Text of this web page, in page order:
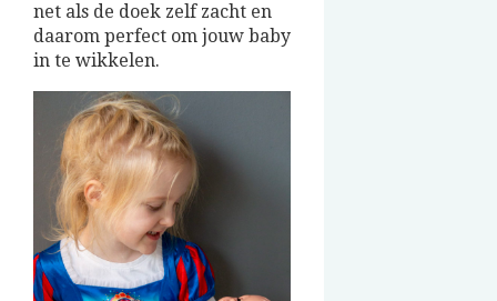
net als de doek zelf zacht en
daarom perfect om jouw baby
in te wikkelen.